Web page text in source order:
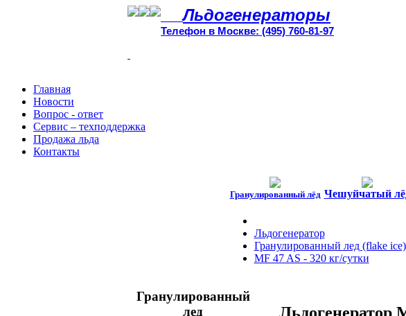
Льдогенераторы
Телефон в Москве: (495) 760-81-97
Главная
Новости
Вопрос - ответ
Сервис – техподдержка
Продажа льда
Контакты
Гранулированный лёд Чешуйчатый
Льдогенератор
Гранулированный лед (flake ice)
MF 47 AS - 320 кг/сутки
Гранулированный
лед